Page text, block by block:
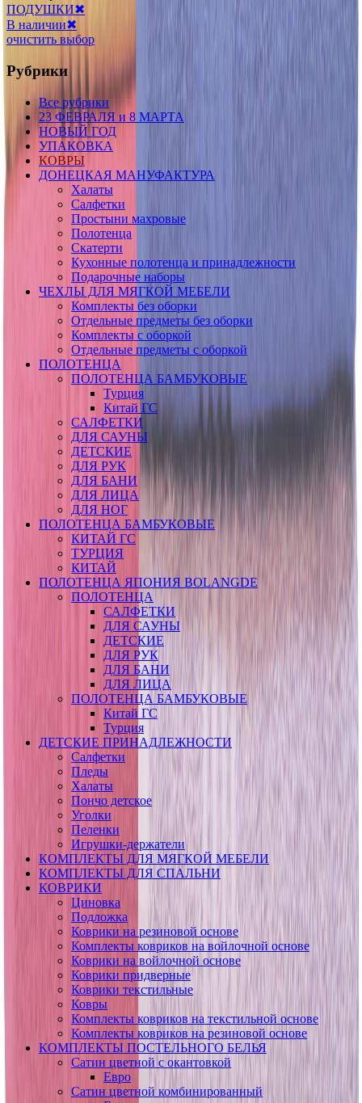
ПОДУШКИ✖
В наличии✖
очистить выбор
Рубрики
Все рубрики
23 ФЕВРАЛЯ и 8 МАРТА
НОВЫЙ ГОД
УПАКОВКА
КОВРЫ
ДОНЕЦКАЯ МАНУФАКТУРА
Халаты
Салфетки
Простыни махровые
Полотенца
Скатерти
Кухонные полотенца и принадлежности
Подарочные наборы
ЧЕХЛЫ ДЛЯ МЯГКОЙ МЕБЕЛИ
Комплекты без оборки
Отдельные предметы без оборки
Комплекты с оборкой
Отдельные предметы с оборкой
ПОЛОТЕНЦА
ПОЛОТЕНЦА БАМБУКОВЫЕ
Турция
Китай ГС
САЛФЕТКИ
ДЛЯ САУНЫ
ДЕТСКИЕ
ДЛЯ РУК
ДЛЯ БАНИ
ДЛЯ ЛИЦА
ДЛЯ НОГ
ПОЛОТЕНЦА БАМБУКОВЫЕ
КИТАЙ ГС
ТУРЦИЯ
КИТАЙ
ПОЛОТЕНЦА ЯПОНИЯ BOLANGDE
ПОЛОТЕНЦА
САЛФЕТКИ
ДЛЯ САУНЫ
ДЕТСКИЕ
ДЛЯ РУК
ДЛЯ БАНИ
ДЛЯ ЛИЦА
ПОЛОТЕНЦА БАМБУКОВЫЕ
Китай ГС
Турция
ДЕТСКИЕ ПРИНАДЛЕЖНОСТИ
Салфетки
Пледы
Халаты
Пончо детское
Уголки
Пеленки
Игрушки-держатели
КОМПЛЕКТЫ ДЛЯ МЯГКОЙ МЕБЕЛИ
КОМПЛЕКТЫ ДЛЯ СПАЛЬНИ
КОВРИКИ
Циновка
Подложка
Коврики на резиновой основе
Комплекты ковриков на войлочной основе
Коврики на войлочной основе
Коврики придверные
Коврики текстильные
Ковры
Комплекты ковриков на текстильной основе
Комплекты ковриков на резиновой основе
КОМПЛЕКТЫ ПОСТЕЛЬНОГО БЕЛЬЯ
Сатин цветной с окантовкой
Евро
Сатин цветной комбинированный